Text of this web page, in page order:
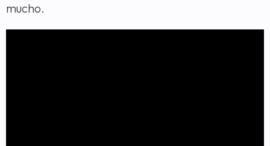
mucho.